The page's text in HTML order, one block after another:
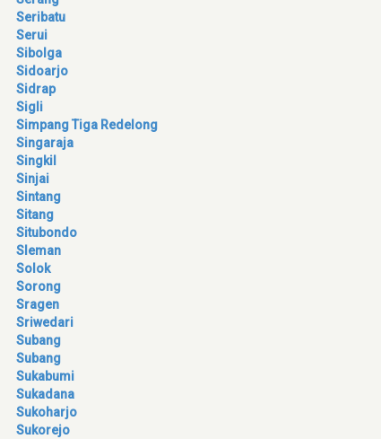
Seribatu
Serui
Sibolga
Sidoarjo
Sidrap
Sigli
Simpang Tiga Redelong
Singaraja
Singkil
Sinjai
Sintang
Sitang
Situbondo
Sleman
Solok
Sorong
Sragen
Sriwedari
Subang
Subang
Sukabumi
Sukadana
Sukoharjo
Sukorejo